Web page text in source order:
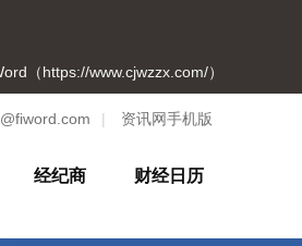
（https://www.cjwzzx.com/）
| 资讯网手机版
经纪商 财经日历